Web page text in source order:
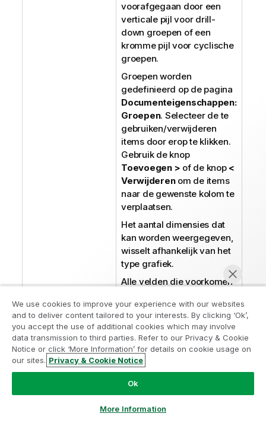
voorafgegaan door een
verticale pijl voor drill-
down groepen of een
kromme pijl voor cyclische
groepen.
Groepen worden
gedefinieerd op de pagina
Documenteigenschappen:
Groepen. Selecteer de te
gebruiken/verwijderen
items door erop te klikken.
Gebruik de knop
Toevoegen > of de knop <
Verwijderenom de items
naar de gewenste kolom te
verplaatsen.
Het aantal dimensies dat
kan worden weergegeven,
wisselt afhankelijk van het
type grafiek.
Alle velden die voorkomen
tabel worden
voorafgegaan door een
sleutelsymbool. In cirkel-,
lijn- en spreidingsgrafieken
kunnen niet meer dan twee
dimensies worden
weergegeven. In
drie dimensies worden
Neem deel aan het Analytics
Modernization Program
Moderniseer zonder uw waardevolle QlikView-apps op
het spel te zetten met het Analytics Modernization
Program.
ampquestions@qlik.com
We use cookies to improve your experience with our websites
and to deliver content tailored to your interests. By clicking ‘Ok’,
you accept the use of additional cookies which may involve
data transmission to third parties. Refer to our Privacy & Cookie
Notice or click ‘More Information’ for details on cookie usage on
our sites. Privacy & Cookie Notice
Ok
More Information